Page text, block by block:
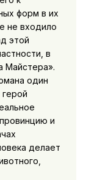
форм в их
не входило
этой
в
Майстера».
один
и
делает